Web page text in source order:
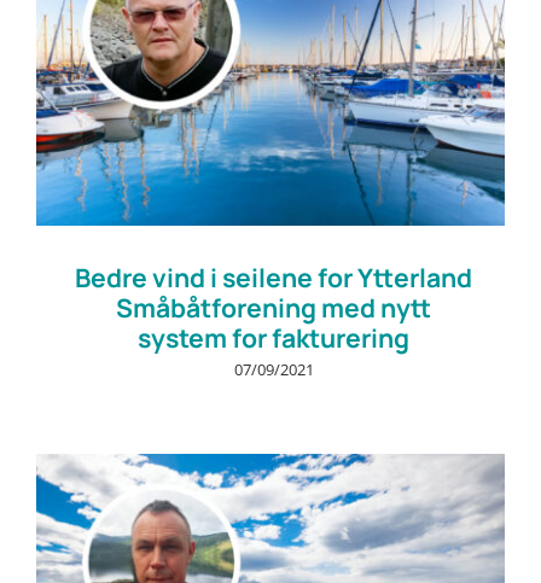
Bedre vind i seilene for Ytterland
Småbåtforening med nytt
system for fakturering
07/09/2021